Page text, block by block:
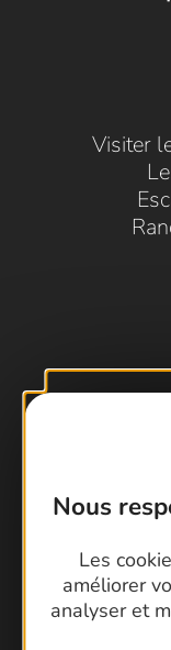
Nous
Les
améliorer
analyser et
Visiter